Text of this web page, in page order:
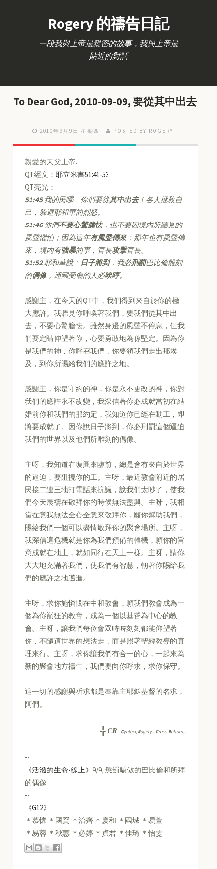
Rogery 的禱告日記
一段我與上帝最親密的故事，我與上帝最
貼近的對話
To Dear God, 2010-09-09, 要從其中出去
2010年9月9日 星期四 POSTED BY ROGERY
親愛的天父上帝:
QT經文：耶立米書51:41-53
QT亮光：
51:45我的民哪，你們要從其中出去！各人拯救自
己，躲避耶和華的烈怒。
51:46你們不要心驚膽怯，也不要因境內所聽見的
風聲懼怕；因為這年有風聲傳來；那年也有風聲傳
來，境內有強暴的事，官長攻擊官長。
51:52耶和華說： 日子將到，我必刑罰巴比倫雕刻
的偶像，通國受傷的人必唉哼。
感謝主，在今天的QT中，我們得到來自於你的極
大應許。我聽見你呼喚著我們，要我們從其中出
去，不要心驚膽怯。雖然身邊的風聲不停息，但我
們要定睛仰望著你，心要勇敢地為你堅定。因為你
是我們的神，你呼召我們，你要領我們走出那埃
及，到你所賜給我們的應許之地。
感謝主，你是守約的神，你是永不更改的神，你對
我們的應許永不改變，我深信著你必成就當初在結
婚前你和我們的那約定，我知道你已經在動工，即
將要成就了。因你說日子將到，你必刑罰這個逼迫
我們的世界以及他們所雕刻的偶像。
主呀，我知道在復興來臨前，總是會有來自於世界
的逼迫，要阻撓你的工。主呀，最近教會附近的居
民接二連三地打電話來抗議，說我們太吵了，使我
們今天晨禱在敬拜你的時候無法盡興。主呀，我相
當在意我無法全心全意來敬拜你，願你幫助我們，
賜給我們一個可以盡情敬拜你的聚會場所。主呀，
我深信這危機就是你為我們預備的轉機，願你的旨
意成就在地上，就如同行在天上一樣。主呀，請你
大大地充滿著我們，使我們有智慧，朝著你賜給我
們的應許之地邁進。
主呀，求你施憐憫在中和教會，願我們教會成為一
個為你巔狂的教會，成為一個以基督為中心的教
會。主呀，讓我們每位會眾時時刻刻都能仰望著
你，不隨這世界的想法走，而是照著聖經教導的真
理來行。主呀，求你讓我們有合一的心，一起來為
新的聚會地方禱告，我們要向你呼求，求你保守。
這一切的感謝與祈求都是奉靠主耶穌基督的名求，
阿們。
╬CR -Cynthia, Rogery... Cross, Reborn...
--
《活潑的生命-線上》9/9, 懲罰驕傲的巴比倫和所拜
的偶像
--
《G12》 :
＊慕懷 ＊國賢 ＊治齊 ＊慶和 ＊國城 ＊易萱
＊易蓉 ＊秋惠 ＊必婷 ＊貞君 ＊佳琦 ＊怡雯